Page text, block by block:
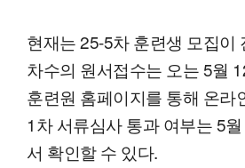
현재는 25-5차 훈련생 모집이
차수의 원서접수는 오는 5월
훈련원 홈페이지를 통해 온라
1차 서류심사 통과 여부는 5
서 확인할 수 있다.